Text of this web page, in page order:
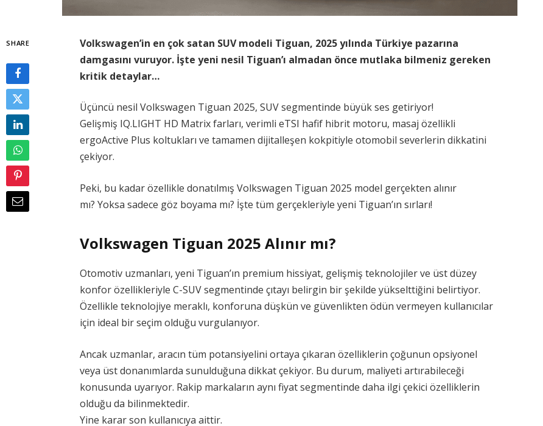
SHARE
Volkswagen’in en çok satan SUV modeli Tiguan, 2025 yılında Türkiye pazarına
damgasını vuruyor. İşte yeni nesil Tiguan’ı almadan önce mutlaka bilmeniz gereken
kritik detaylar…
Üçüncü nesil Volkswagen Tiguan 2025, SUV segmentinde büyük ses getiriyor!
Gelişmiş IQ.LIGHT HD Matrix farları, verimli eTSI hafif hibrit motoru, masaj özellikli
ergoActive Plus koltukları ve tamamen dijitalleşen kokpitiyle otomobil severlerin dikkatini
çekiyor.
Peki, bu kadar özellikle donatılmış Volkswagen Tiguan 2025 model gerçekten alınır
mı? Yoksa sadece göz boyama mı? İşte tüm gerçekleriyle yeni Tiguan’ın sırları!
Volkswagen Tiguan 2025 Alınır mı?
Otomotiv uzmanları, yeni Tiguan’ın premium hissiyat, gelişmiş teknolojiler ve üst düzey
konfor özellikleriyle C-SUV segmentinde çıtayı belirgin bir şekilde yükselttiğini belirtiyor.
Özellikle teknolojiye meraklı, konforuna düşkün ve güvenlikten ödün vermeyen kullanıcılar
için ideal bir seçim olduğu vurgulanıyor.
Ancak uzmanlar, aracın tüm potansiyelini ortaya çıkaran özelliklerin çoğunun opsiyonel
veya üst donanımlarda sunulduğuna dikkat çekiyor. Bu durum, maliyeti artırabileceği
konusunda uyarıyor. Rakip markaların aynı fiyat segmentinde daha ilgi çekici özelliklerin
olduğu da bilinmektedir.
Yine karar son kullanıcıya aittir.